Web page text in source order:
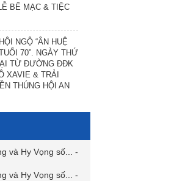
BẾ MẠC & TIỆC
HỘI NGỘ “ÂN HUỆ
70”. NGÀY THỨ
TỪ ĐƯỜNG ĐĐK
XAVIE & TRẢI
THÚNG HỘI AN
và Hy Vọng số...
-
và Hy Vọng số...
-